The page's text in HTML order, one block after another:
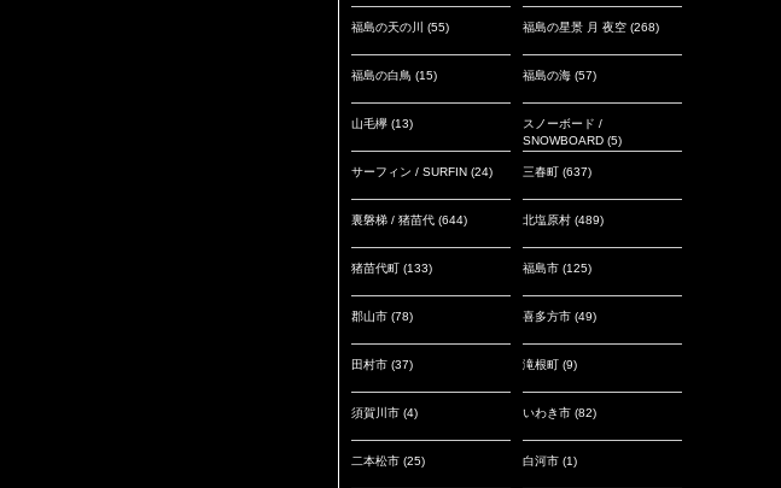
福島の天の川 (55) 福島の星景 月 夜空 (268)
福島の白鳥 (15) 福島の海 (57)
山毛欅 (13)
スノーボード /
SNOWBOARD (5)
サーフィン / SURFIN (24) 三春町 (637)
裏磐梯 / 猪苗代 (644) 北塩原村 (489)
猪苗代町 (133) 福島市 (125)
郡山市 (78) 喜多方市 (49)
田村市 (37) 滝根町 (9)
須賀川市 (4) いわき市 (82)
二本松市 (25) 白河市 (1)